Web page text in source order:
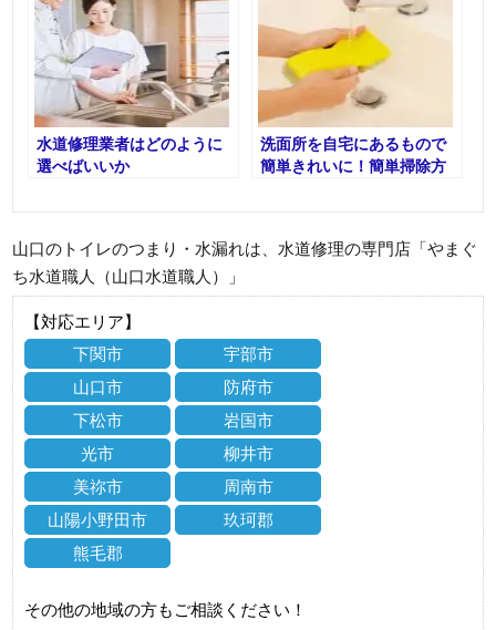
水道修理業者はどのように
選べばいいか
洗面所を自宅にあるもので
簡単きれいに！簡単掃除方
山口のトイレのつまり・水漏れは、水道修理の専門店「やまぐ
ち水道職人（山口水道職人）」
【対応エリア】
下関市
宇部市
山口市
防府市
下松市
岩国市
光市
柳井市
美祢市
周南市
山陽小野田市
玖珂郡
熊毛郡
その他の地域の方もご相談ください！